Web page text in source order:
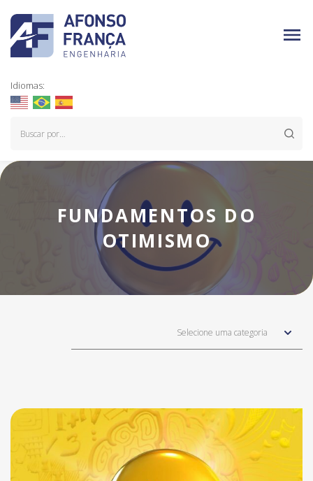
Idiomas:
FUNDAMENTOS DO
OTIMISMO
Selecione uma categoria